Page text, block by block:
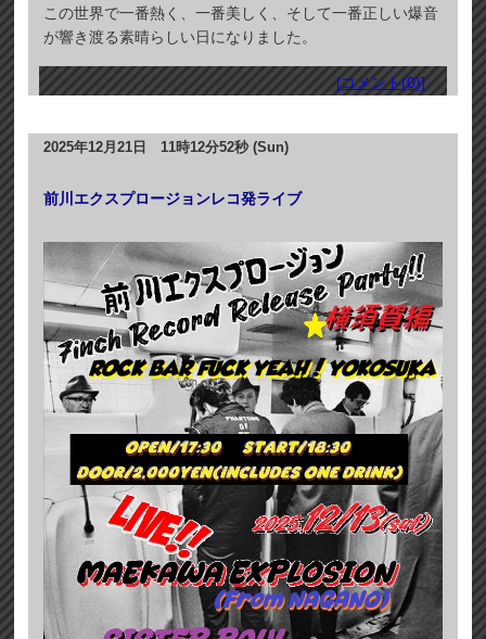
この世界で一番熱く、一番美しく、そして一番正しい爆音
が響き渡る素晴らしい日になりました。
[コメント(0)]
2025年12月21日 11時12分52秒 (Sun)
前川エクスプロージョンレコ発ライブ